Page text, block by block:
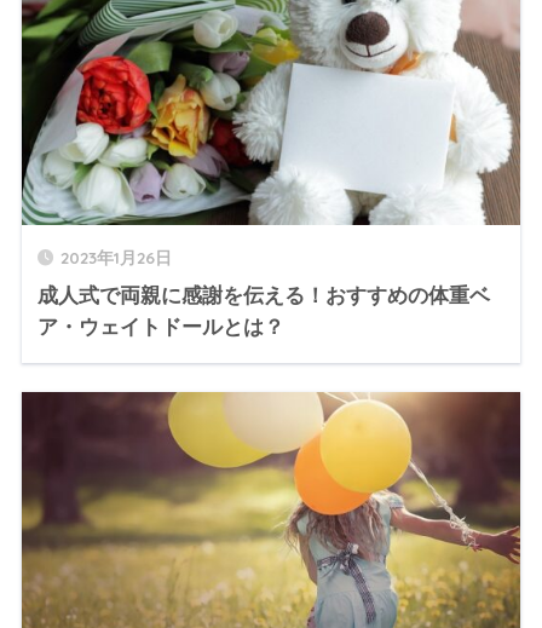
2023年1月26日
成人式で両親に感謝を伝える！おすすめの体重ベ
ア・ウェイトドールとは？